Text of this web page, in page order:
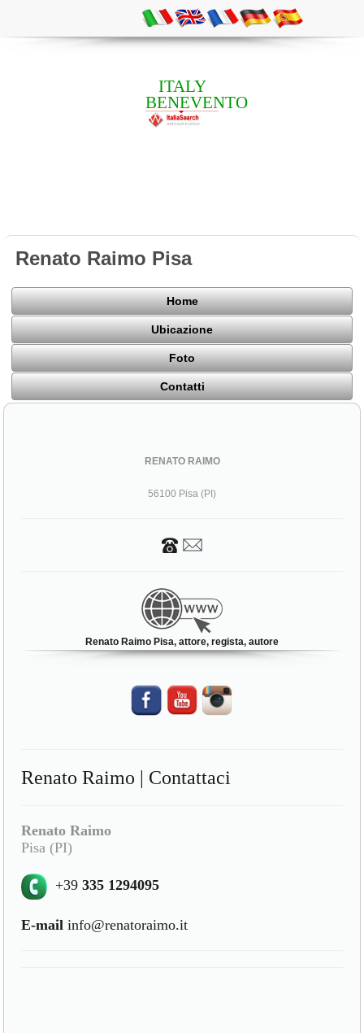
ITALY
BENEVENTO
Renato Raimo Pisa
Home
Ubicazione
Foto
Contatti
RENATO RAIMO
56100 Pisa (PI)
Renato Raimo Pisa, attore, regista, autore
Renato Raimo | Contattaci
Renato Raimo
Pisa (PI)
+39335 1294095
E-mail info@renatoraimo.it